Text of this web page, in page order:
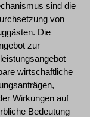
sind die
von
Die
zur
wirtschaftliche
Wirkungen auf
Bedeutung